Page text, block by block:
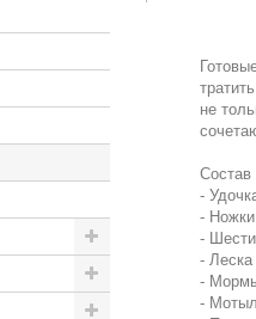
не
Состав
-
-
-
- Леска
-
-